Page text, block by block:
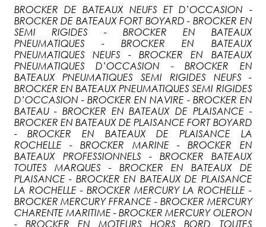
BROCKER DE BATEAUX NEUFS ET D’OCCASION -
BROCKER DE BATEAUX FORT BOYARD - BROCKER EN
SEMI RIGIDES - BROCKER EN BATEAUX
PNEUMATIQUES - BROCKER EN BATEAUX
PNEUMATIQUES NEUFS - BROCKER EN BATEAUX
PNEUMATIQUES D’OCCASION - BROCKER EN
BATEAUX PNEUMATIQUES SEMI RIGIDES NEUFS -
BROCKER EN BATEAUX PNEUMATIQUES SEMI RIGIDES
D’OCCASION - BROCKER EN NAVIRE - BROCKER EN
BATEAU - BROCKER EN BATEAUX DE PLAISANCE -
BROCKER EN BATEAUX DE PLAISANCE FORT BOYARD
- BROCKER EN BATEAUX DE PLAISANCE LA
ROCHELLE - BROCKER MARINE - BROCKER EN
BATEAUX PROFESSIONNELS - BROCKER BATEAUX
TOUTES MARQUES - BROCKER EN BATEAUX DE
PLAISANCE - BROCKER EN BATEAUX DE PLAISANCE
LA ROCHELLE - BROCKER MERCURY LA ROCHELLE -
BROCKER MERCURY FFRANCE - BROCKER MERCURY
CHARENTE MARITIME - BROCKER MERCURY OLERON
- BROCKER EN MOTEURS HORS BORD TOUTES